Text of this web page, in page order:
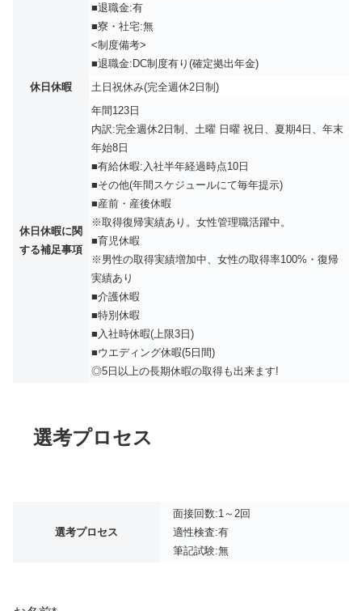
■退職金:有
■寮・社宅:無
<制度備考>
■退職金:DC制度有り(確定拠出年金)
休日休暇
土日祝休み(完全週休2日制)
休日休暇に関
する補足事項
年間123日
内訳:完全週休2日制、土曜 日曜 祝日、夏期4日、年末
年始8日
■有給休暇:入社半年経過時点10日
■その他(年間スケジュールにて毎年提示)
■産前・産後休暇
※取得復帰実績あり。女性管理職活躍中。
■育児休暇
※男性の取得実績増加中、女性の取得率100%・復帰
実績あり
■介護休暇
■特別休暇
■入社時休暇(上限3日)
■ウエディング休暇(5日間)
◎5日以上の長期休暇の取得も出来ます!
選考プロセス
選考プロセス
面接回数:1～2回
適性検査:有
筆記試験:無